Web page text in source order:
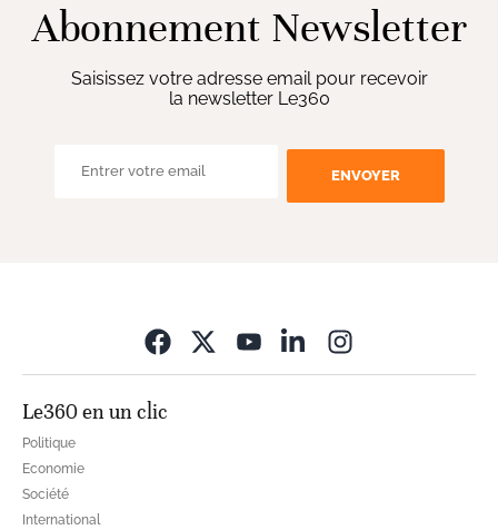
Abonnement Newsletter
Saisissez votre adresse email pour recevoir
la newsletter Le360
ENVOYER
Le360 en un clic
Politique
Economie
Société
International